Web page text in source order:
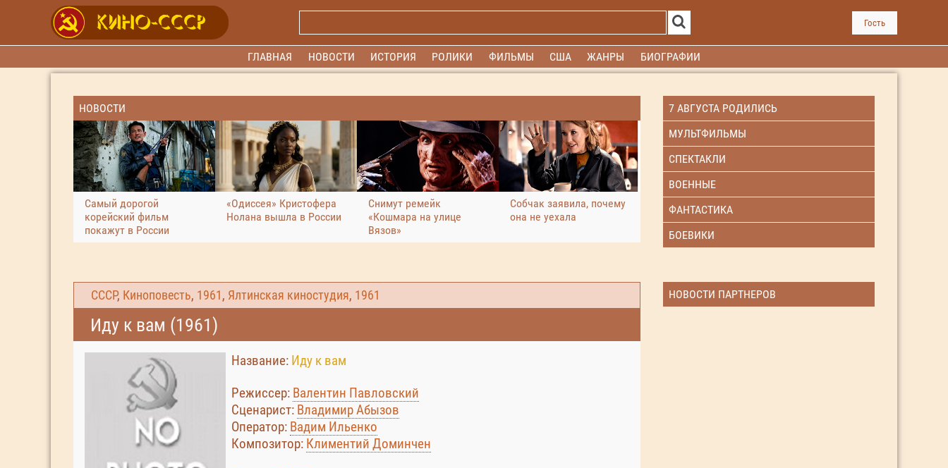
Гость
ГЛАВНАЯ НОВОСТИ ИСТОРИЯ РОЛИКИ ФИЛЬМЫ США ЖАНРЫ БИОГРАФИИ
НОВОСТИ
Самый дорогой
корейский фильм
покажут в России
«Одиссея» Кристофера
Нолана вышла в России
Снимут ремейк
«Кошмара на улице
Вязов»
Собчак заявила, почему
она не уехала
7 АВГУСТА РОДИЛИСЬ
МУЛЬТФИЛЬМЫ
СПЕКТАКЛИ
ВОЕННЫЕ
ФАНТАСТИКА
БОЕВИКИ
СССР, Киноповесть, 1961 , Ялтинская киностудия, 1961
Иду к вам (1961)
Название: Иду к вам
Режиссер: Валентин Павловский
Сценарист: Владимир Абызов
Оператор: Вадим Ильенко
Композитор: Климентий Доминчен
НОВОСТИ ПАРТНЕРОВ